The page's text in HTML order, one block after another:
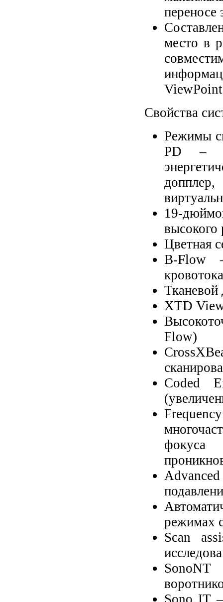
переносе
место в
Свойства
Режимы
PD –
19-
высокого
Цветная
B-Flow
кровотока
Тканевой
XTD
Flow)
Coded
фокуса
режимах
Scan